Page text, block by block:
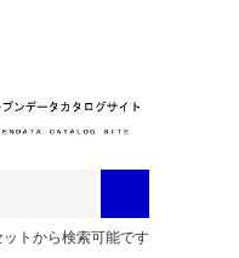
トから検索可能です